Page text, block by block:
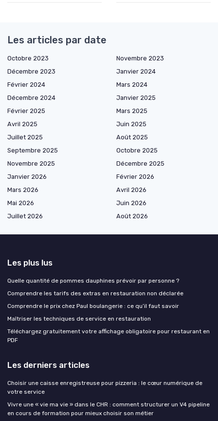
Les articles par date
Octobre 2023
Novembre 2023
Décembre 2023
Janvier 2024
Février 2024
Mars 2024
Décembre 2024
Janvier 2025
Février 2025
Mars 2025
Avril 2025
Juin 2025
Juillet 2025
Août 2025
Septembre 2025
Octobre 2025
Novembre 2025
Décembre 2025
Janvier 2026
Février 2026
Mars 2026
Avril 2026
Mai 2026
Juin 2026
Juillet 2026
Août 2026
Les plus lus
Quelle quantité de pommes dauphines prévoir par personne ?
Comprendre les tarifs des extras en restauration non déclarée
Comprendre le prix chez Paul boulangerie : ce qu’il faut savoir
Maîtriser les techniques de service en restauration
Téléchargez gratuitement votre affichage obligatoire pour restaurant en
PDF
Les derniers articles
Choisir une caisse enregistreuse pour pizzeria : le cœur numérique de
votre service
Vivre une « vie ma vie » dans le CHR : comment structurer un V4 pipeline
en cours de formation pour mieux choisir son métier